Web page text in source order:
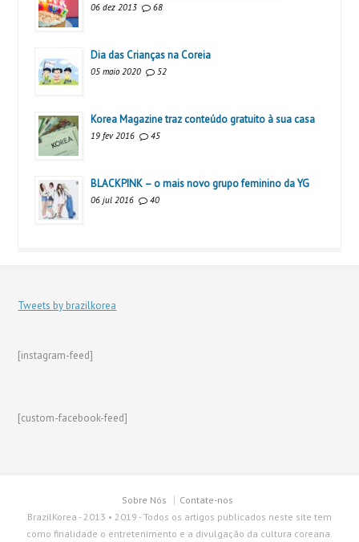
06 dez 2013 68
Dia das Crianças na Coreia
05 maio 2020 52
Korea Magazine traz conteúdo gratuito à sua casa
19 fev 2016 45
BLACKPINK – o mais novo grupo feminino da YG
06 jul 2016 40
Tweets by brazilkorea
[instagram-feed]
[custom-facebook-feed]
Sobre Nós
Contate-nos
BrazilKorea - 2013 • 2019 - Todos os artigos publicados neste site tem
como finalidade o entretenimento e a divulgação da cultura coreana.